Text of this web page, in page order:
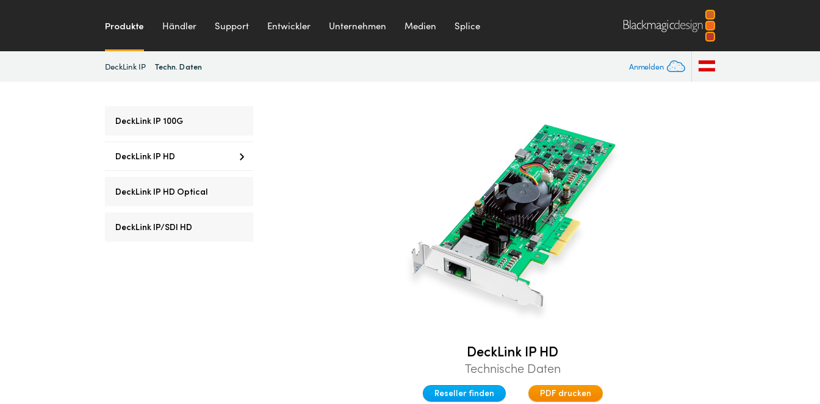
Produkte Händler Support Entwickler Unternehmen Medien Splice
Anmelden
DeckLink IP Techn. Daten
DeckLink IP 100G
DeckLink IP HD
DeckLink IP HD Optical
DeckLink IP/SDI HD
DeckLink IP HD
Technische Daten
Reseller finden PDF drucken